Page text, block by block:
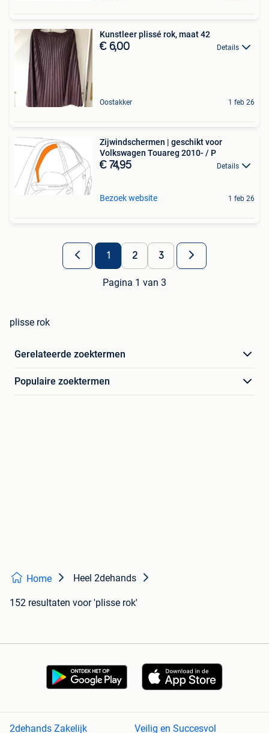
Kunstleer plissé rok, maat 42
€ 6,00 Details
Oostakker 1 feb 26
Zijwindschermen | geschikt voor
Volkswagen Touareg 2010- / P
€ 74,95 Details
Bezoek website 1 feb 26
1 2 3
Pagina 1 van 3
plisse rok
Gerelateerde zoektermen
Populaire zoektermen
Home Heel 2dehands
152 resultaten voor 'plisse rok'
2dehands Zakelijk Veilig en Succesvol